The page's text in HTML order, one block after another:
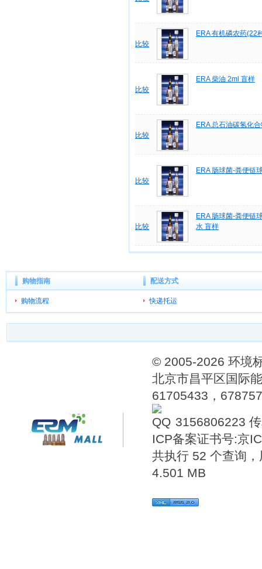
比较
ERA 有机磷农药(22
比较
ERA 柴油 2ml 盲样
比较
ERA 总石油碳氢化
比较
ERA 肠球菌-粪便链
比较
ERA 肠球菌-粪便链
水 盲样
购物指南
购物流程
配送方式
快递托运
© 2005-2026 环境
北京市昌平区国际
61705433，
3156806223
ICP备案证书号:京
共执行 52 个查询
4.501 MB